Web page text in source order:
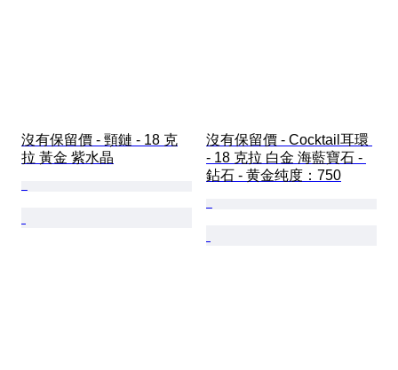
沒有保留價 - 頸鏈 - 18 克
拉 黃金 紫水晶
沒有保留價 - Cocktail耳環
- 18 克拉 白金 海藍寶石 -
鉆石 - 黄金纯度：750